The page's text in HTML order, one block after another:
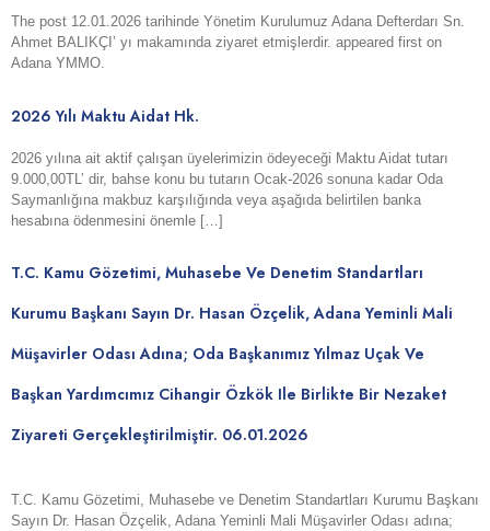
The post 12.01.2026 tarihinde Yönetim Kurulumuz Adana Defterdarı Sn.
Ahmet BALIKÇI’ yı makamında ziyaret etmişlerdir. appeared first on
Adana YMMO.
2026 Yılı Maktu Aidat Hk.
2026 yılına ait aktif çalışan üyelerimizin ödeyeceği Maktu Aidat tutarı
9.000,00TL’ dir, bahse konu bu tutarın Ocak-2026 sonuna kadar Oda
Saymanlığına makbuz karşılığında veya aşağıda belirtilen banka
hesabına ödenmesini önemle […]
T.C. Kamu Gözetimi, Muhasebe Ve Denetim Standartları
Kurumu Başkanı Sayın Dr. Hasan Özçelik, Adana Yeminli Mali
Müşavirler Odası Adına; Oda Başkanımız Yılmaz Uçak Ve
Başkan Yardımcımız Cihangir Özkök Ile Birlikte Bir Nezaket
Ziyareti Gerçekleştirilmiştir. 06.01.2026
T.C. Kamu Gözetimi, Muhasebe ve Denetim Standartları Kurumu Başkanı
Sayın Dr. Hasan Özçelik, Adana Yeminli Mali Müşavirler Odası adına;